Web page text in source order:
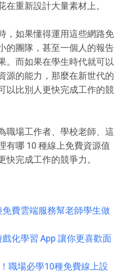
重新設計大量素材上。
，如果懂得運用這些網路免
的團隊，甚至一個人的報告
。而如果在學生時代就可以
源的能力，那麼在新世代的
以比別人更快完成工作的競
職場工作者、學校老師、這
有哪 10 種線上免費資源值
完成工作的競爭力。
費雲端服務幫老師學生做
化學習 App 讓你更喜歡面
職場必學10種免費線上設